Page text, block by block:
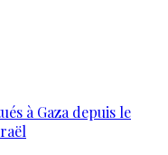
à Gaza depuis le